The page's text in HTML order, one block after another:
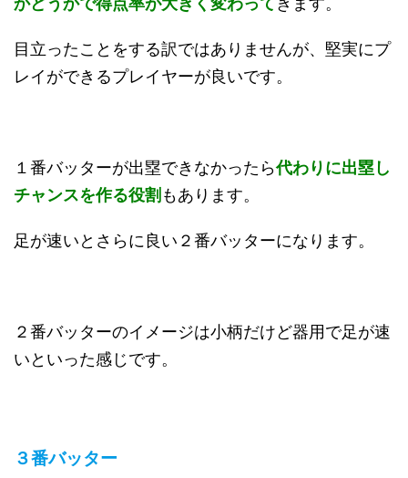
目立ったことをする訳ではありませんが、堅実にプ
レイができるプレイヤーが良いです。
１番バッターが出塁できなかったら代わりに出塁し
チャンスを作る役割 もあります。
足が速いとさらに良い２番バッターになります。
２番バッターのイメージは小柄だけど器用で足が速
いといった感じです。
３番バッター